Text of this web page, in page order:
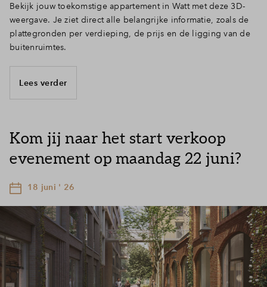
Bekijk jouw toekomstige appartement in Watt met deze 3D-
weergave. Je ziet direct alle belangrijke informatie, zoals de
plattegronden per verdieping, de prijs en de ligging van de
buitenruimtes.
Lees verder
Kom jij naar het start verkoop
evenement op maandag 22 juni?
18 juni ' 26